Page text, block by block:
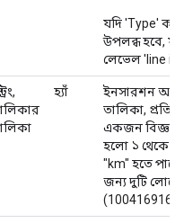
যদি 'Type'
উপলব্ধ হবে,
লেভেল 'line
হ্যাঁ
ইনসারশন
তালিকা,
একজন
হলো ১ থেকে
"km" হতে
জন্য দুটি